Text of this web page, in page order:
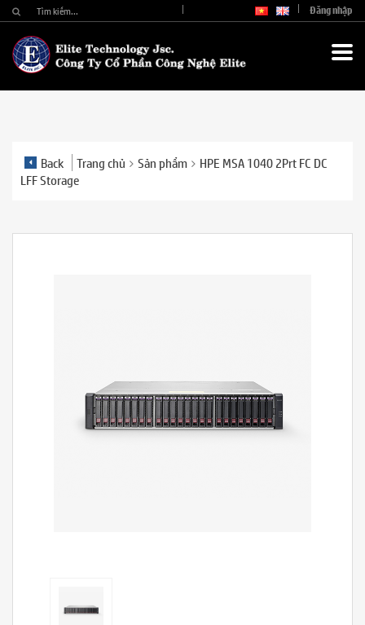
Đăng nhập
Back Trang chủ Sản phẩm
HPE MSA 1040 2Prt FC DC
LFF Storage